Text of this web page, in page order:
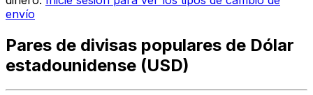
envío
Pares de divisas populares de Dólar
estadounidense (USD)